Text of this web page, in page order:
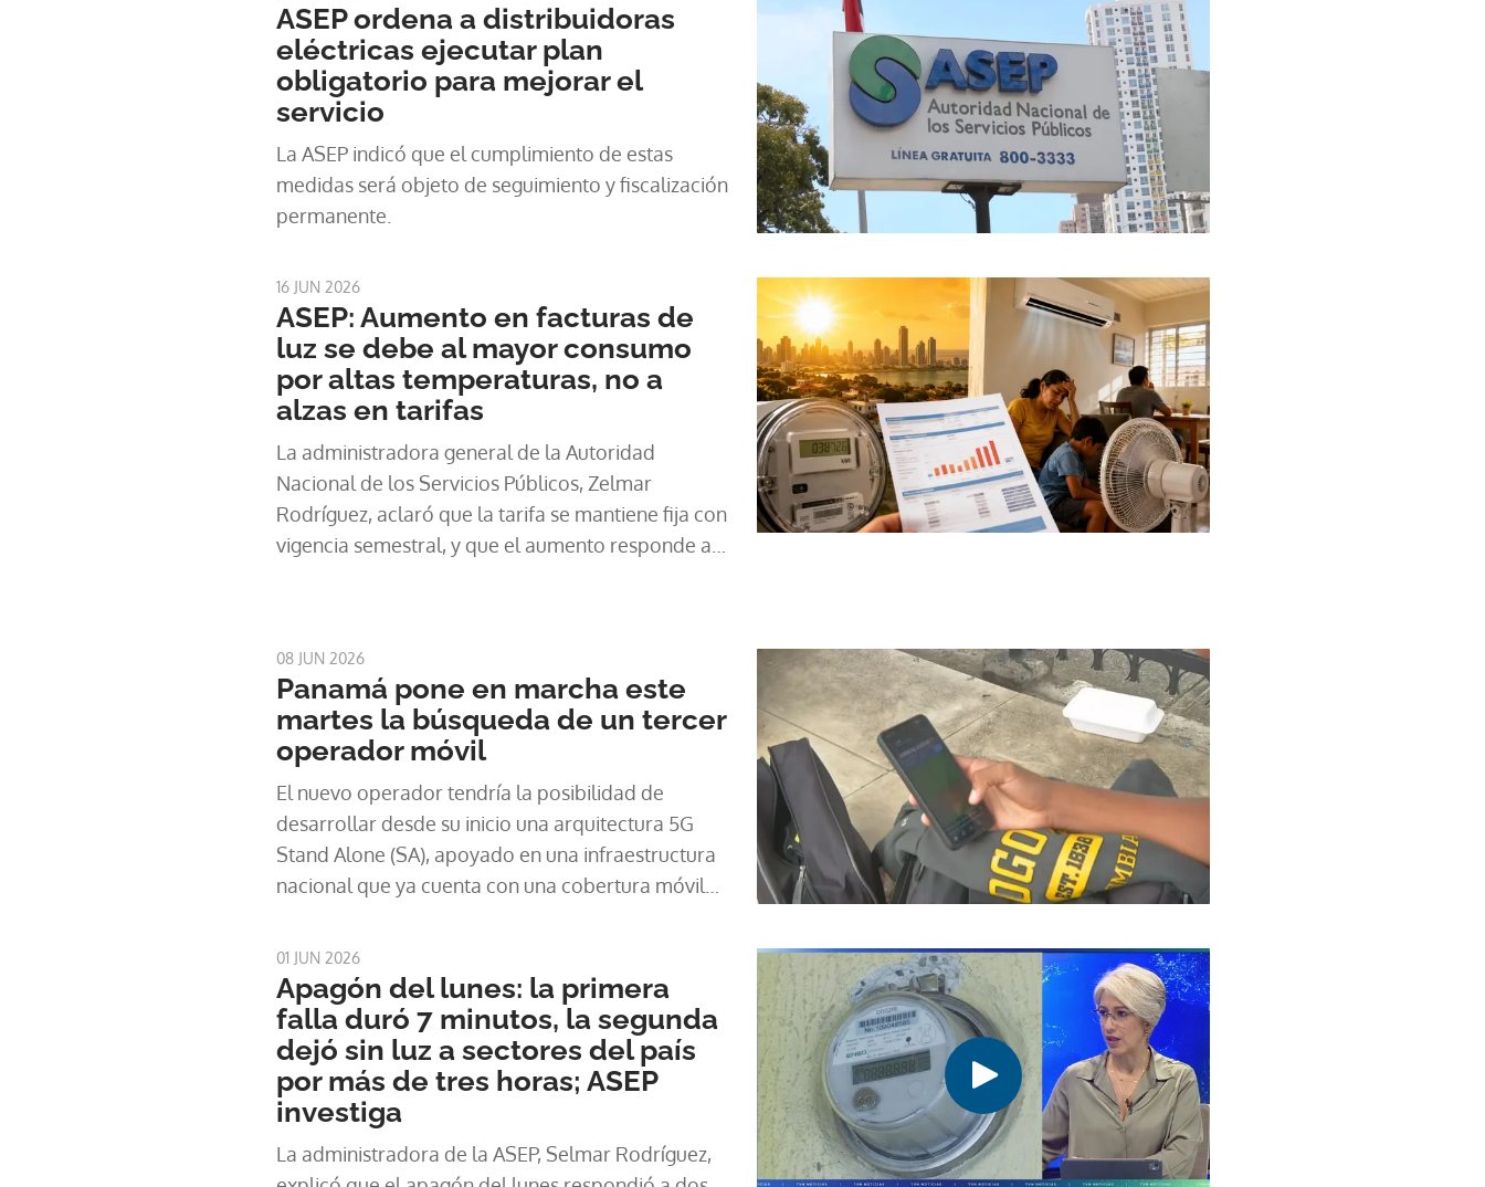
ASEP ordena a distribuidoras
eléctricas ejecutar plan
obligatorio para mejorar el
servicio
La ASEP indicó que el cumplimiento de estas
medidas será objeto de seguimiento y fiscalización
permanente.
16 JUN 2026
ASEP: Aumento en facturas de
luz se debe al mayor consumo
por altas temperaturas, no a
alzas en tarifas
La administradora general de la Autoridad
Nacional de los Servicios Públicos, Zelmar
Rodríguez, aclaró que la tarifa se mantiene fija con
vigencia semestral, y que el aumento responde al
08 JUN 2026
Panamá pone en marcha este
martes la búsqueda de un tercer
operador móvil
El nuevo operador tendría la posibilidad de
desarrollar desde su inicio una arquitectura 5G
Stand Alone (SA), apoyado en una infraestructura
nacional que ya cuenta con una cobertura móvil
4G para aproxi
01 JUN 2026
Apagón del lunes: la primera
falla duró 7 minutos, la segunda
dejó sin luz a sectores del país
por más de tres horas; ASEP
investiga
La administradora de la ASEP, Selmar Rodríguez,